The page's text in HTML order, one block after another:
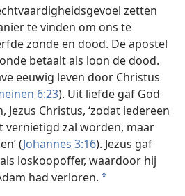
zetten
te vinden om ons te
zonde en dood. De apostel
betaalt als loon de dood.
eeuwig leven door Christus
6:23). Uit liefde gaf God
Christus, ‘zodat iedereen
vernietigd zal worden, maar
(Johannes 3:16). Jezus gaf
loskoopoffer, waardoor hij
had verloren. a